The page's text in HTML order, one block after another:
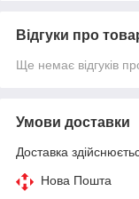
Відгуки про
Ще немає відгуків
Умови доставки
Доставка
Нова Пошта